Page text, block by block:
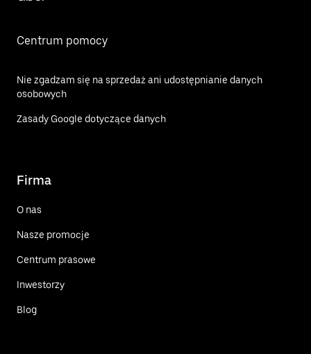
Centrum pomocy
Nie zgadzam się na sprzedaż ani udostępnianie danych
osobowych
Zasady Google dotyczące danych
Firma
O nas
Nasze promocje
Centrum prasowe
Inwestorzy
Blog